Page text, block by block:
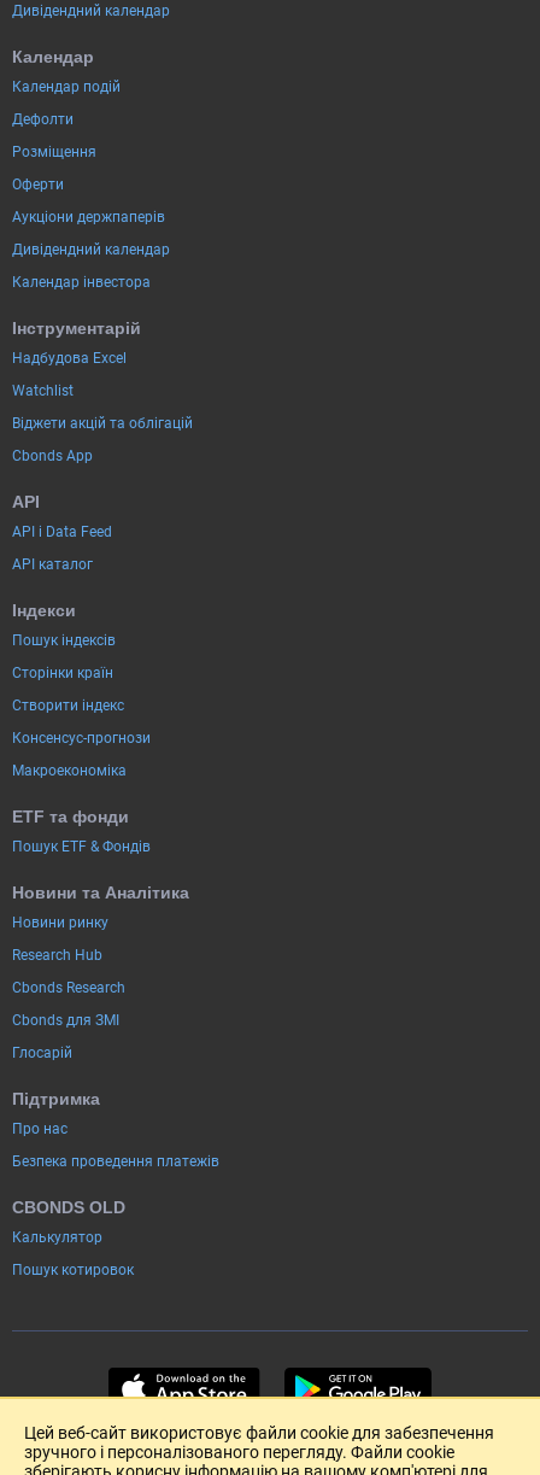
Дивідендний календар
Календар
Календар подій
Дефолти
Розміщення
Оферти
Аукціони держпаперів
Дивідендний календар
Календар інвестора
Інструментарій
Надбудова Excel
Watchlist
Віджети акцій та облігацій
Cbonds App
API
API і Data Feed
API каталог
Індекси
Пошук індексів
Сторінки країн
Створити індекс
Консенсус-прогнози
Макроекономіка
ETF та фонди
Пошук ETF & Фондів
Новини та Аналітика
Новини ринку
Research Hub
Cbonds Research
Cbonds для ЗМІ
Глосарій
Підтримка
Про нас
Безпека проведення платежів
CBONDS OLD
Калькулятор
Пошук котировок
Цей веб-сайт використовує файли cookie для забезпечення
зручного і персоналізованого перегляду. Файли cookie